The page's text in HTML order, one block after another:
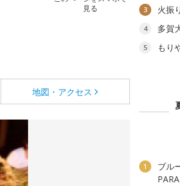
見る
地図・アクセス
3 火振
4 多賀
5
もり
1
ブル